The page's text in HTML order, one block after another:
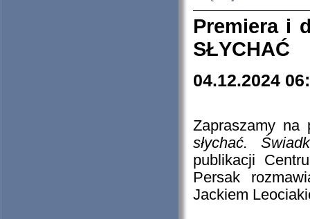
Premiera i
SŁYCHAĆ
04.12.2024
Zapraszamy
słychać.
publikacji
Persak
Jackiem